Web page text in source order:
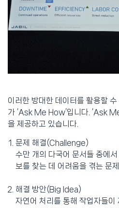
이러한 방대한 데이터를 활용할
가 ‘Ask Me How’입니다. ‘Ask
을 제공하고 있습니다.
문제 해결(Challenge)
수만 개의 다국어 문서들 중에
보를 찾는 데 어려움을 겪는 문
해결 방안(Big Idea)
자연어 처리를 통해 작업자들이